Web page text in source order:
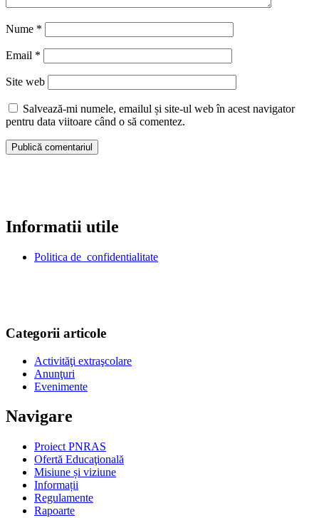
Nume *
Email *
Site web
Salvează-mi numele, emailul și site-ul web în acest navigator
pentru data viitoare când o să comentez.
Informatii utile
Politica de confidentialitate
Categorii articole
Activităţi extraşcolare
Anunţuri
Evenimente
Navigare
Proiect PNRAS
Ofertă Educaţională
Misiune și viziune
Informații
Regulamente
Rapoarte